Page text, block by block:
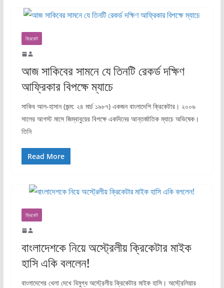
ক্রিকেট
আজ সাকিবের সামনে যে তিনটি রেকর্ড দক্ষিণ
আফ্রিকার বিপক্ষে ম্যাচে
সাকিব আল-হাসান (জন্ম: ২৪ মার্চ ১৯৮৭) একজন বাংলাদেশি ক্রিকেটার। ২০০৬
সালের আগস্ট মাসে জিম্বাবুয়ের বিপক্ষে একদিনের আন্তর্জাতিক ম্যাচে অভিষেক।
তিনি
Read More
ক্রিকেট
বাংলাদেশকে নিয়ে অস্ট্রেলীয় ক্রিকেটার মাইক
হাসি একি বললেন!
বাংলাদেশের খেলা দেখে বিমুগ্ধ অস্ট্রেলীয় ক্রিকেটার মাইক হাসি। অস্ট্রেলিয়ার